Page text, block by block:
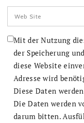
Mit der Nutzung
der Speicherung
diese Website
Adresse wird
Diese Daten
Die Daten werden
darum bitten.